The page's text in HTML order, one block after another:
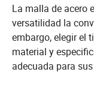
La malla de acero
versatilidad la
embargo, elegir el
material y
adecuada para